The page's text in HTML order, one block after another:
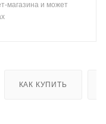
магазина и может
КАК КУПИТЬ